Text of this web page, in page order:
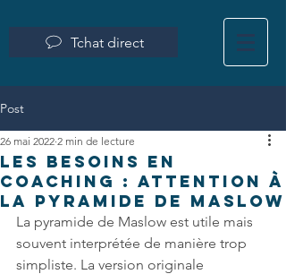
Tchat direct
Post
Les besoins en
coaching : attention à
la pyramide de maslow
26 mai 2022 2 min de lecture
La pyramide de Maslow est utile mais
souvent interprétée de manière trop
simpliste. La version originale